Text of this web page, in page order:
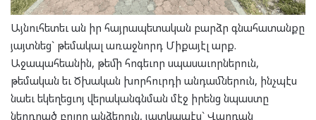
Այնուհետեւ ան իր հայրապետական բարձր գնահատանքը
յայտնեց` թեմակալ առաջնորդ Միքայէլ արք.
Աջապահեանին, թեմի հոգեւոր սպասաւորներուն,
թեմական եւ Ծխական խորհուրդի անդամներուն, ինչպէս
նաեւ եկեղեցւոյ վերականգնման մէջ իրենց նպաստը
ներդրած բոլոր անձերուն, յատկապէս` Վարդան